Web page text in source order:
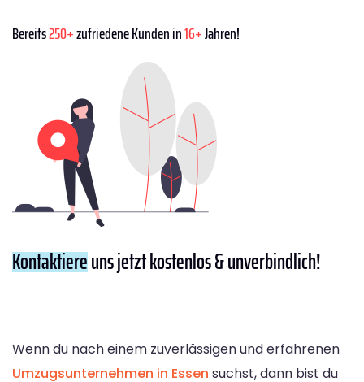
Bereits250+zufriedene Kunden in16+Jahren!
Kontaktiereuns jetzt kostenlos & unverbindlich!
Wenn du nach einem zuverlässigen und erfahrenen
Umzugsunternehmen in Essen suchst, dann bist du